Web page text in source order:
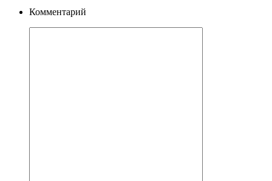
Комментарий